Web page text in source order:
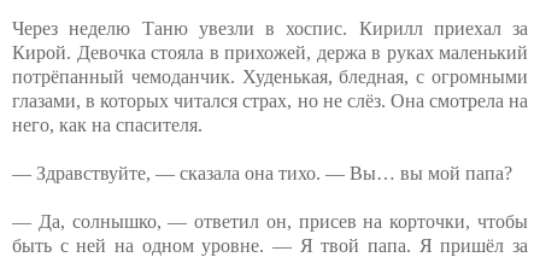
Через неделю Таню увезли в хоспис. Кирилл приехал за
Кирой. Девочка стояла в прихожей, держа в руках маленький
потрёпанный чемоданчик. Худенькая, бледная, с огромными
глазами, в которых читался страх, но не слёз. Она смотрела на
него, как на спасителя.
— Здравствуйте, — сказала она тихо. — Вы… вы мой папа?
— Да, солнышко, — ответил он, присев на корточки, чтобы
быть с ней на одном уровне. — Я твой папа. Я пришёл за